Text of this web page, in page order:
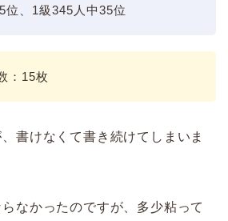
位、1級345人中35位
：15枚
書けなくて書き続けてしまいま
なかったのですが、多少粘って